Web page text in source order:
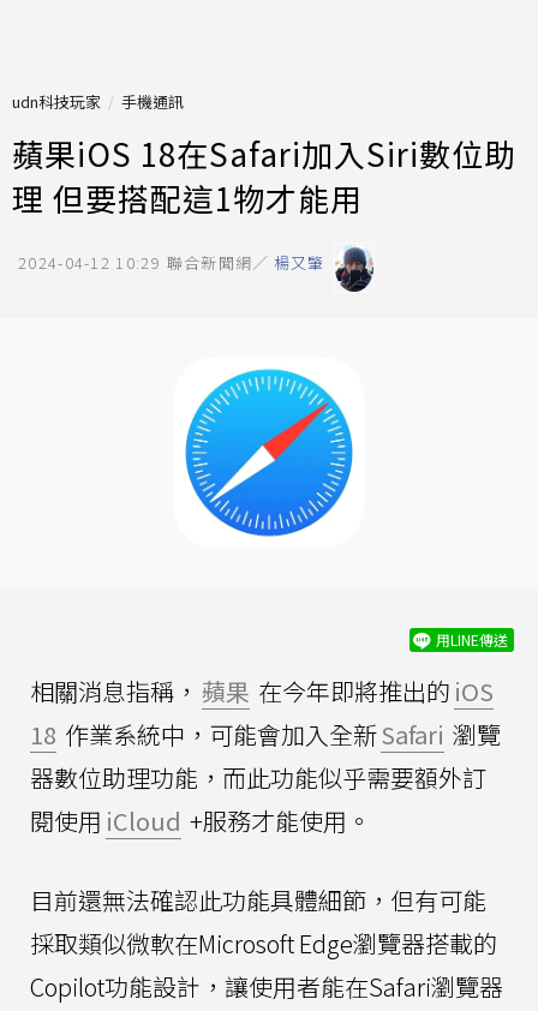
udn科技玩家 手機通訊
蘋果iOS 18在Safari加入Siri數位助
理 但要搭配這1物才能用
2024-04-12 10:29 聯合新聞網／ 楊又肇
用LINE傳送
相關消息指稱， 蘋果 在今年即將推出的 iOS
18 作業系統中，可能會加入全新Safari 瀏覽
器數位助理功能，而此功能似乎需要額外訂
閱使用 iCloud +服務才能使用。
目前還無法確認此功能具體細節，但有可能
採取類似微軟在Microsoft Edge瀏覽器搭載的
Copilot功能設計，讓使用者能在Safari瀏覽器